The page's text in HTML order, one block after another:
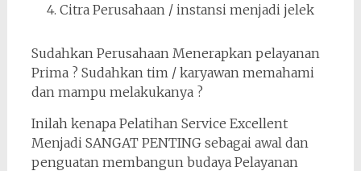
Citra Perusahaan / instansi menjadi jelek
Sudahkan Perusahaan Menerapkan pelayanan
Prima ? Sudahkan tim / karyawan memahami
dan mampu melakukanya ?
Inilah kenapa Pelatihan Service Excellent
Menjadi SANGAT PENTING sebagai awal dan
penguatan membangun budaya Pelayanan